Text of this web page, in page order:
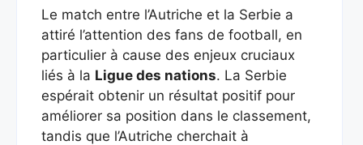
Le match entre l’Autriche et la Serbie a
attiré l’attention des fans de football, en
particulier à cause des enjeux cruciaux
liés à la Ligue des nations. La Serbie
espérait obtenir un résultat positif pour
améliorer sa position dans le classement,
tandis que l’Autriche cherchait à